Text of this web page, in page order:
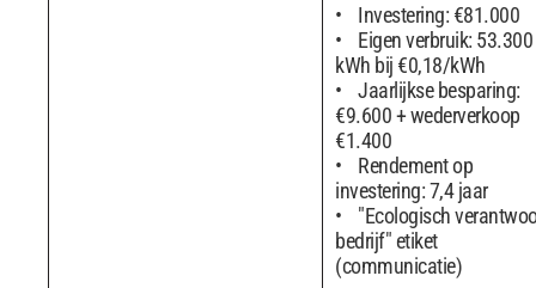
Investering: €81.000
Eigen verbruik: 53.300
kWh bij €0,18/kWh
Jaarlijkse besparing:
€9.600 + wederverkoop
€1.400
Rendement op
investering: 7,4 jaar
"Ecologisch
bedrijf" etiket
(communicatie)